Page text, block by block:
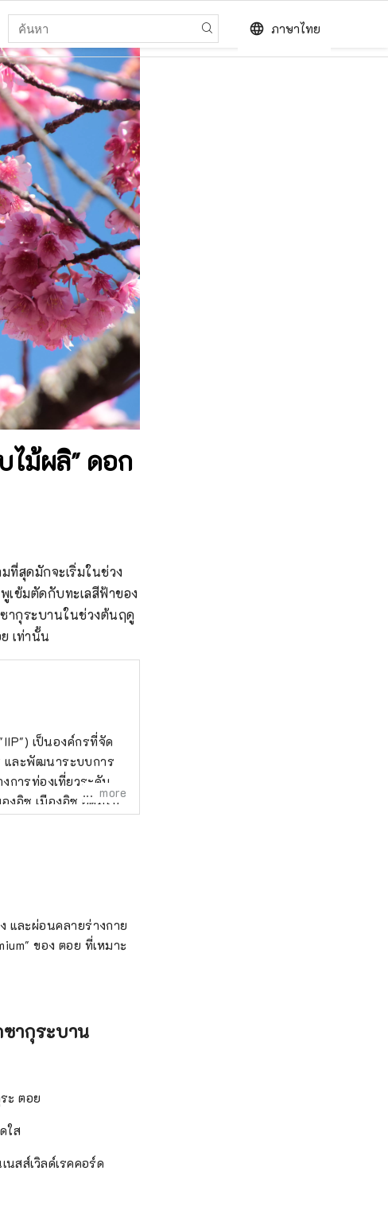
language ภาษาไทย
ไม้ผลิ" ดอก
ที่สุดมักจะเริ่มในช่วง
ข้มตัดกับทะเลสีฟ้าของ
ากุระบานในช่วงต้นฤดู
เท่านั้น
เป็นองค์กรที่จัด
และพัฒนาระบบการ
การท่องเที่ยวระดับ
งอิซุ เมืองอิซุ อุดมไป
ร้อน ชายหาด และ
ะ" ห้ามใช้และทำซ้ำ
ก โปรดตรวจสอบ
more
และผ่อนคลายร่างกาย
ของ ตอย ที่เหมาะ
ากุระบาน
ะ ตอย
ใส
สส์เวิลด์เรคคอร์ด